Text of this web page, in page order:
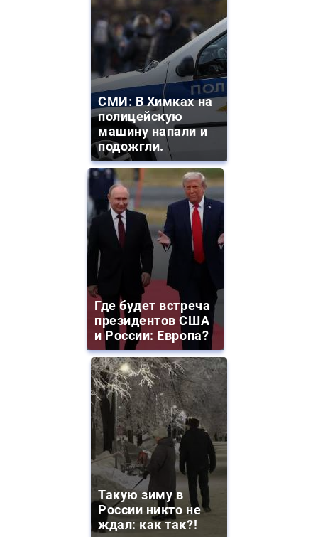
СМИ: В Химках на
полицейскую
машину напали и
подожгли.
Где будет встреча
президентов США
и России: Европа?
Такую зиму в
России никто не
ждал: как так?!